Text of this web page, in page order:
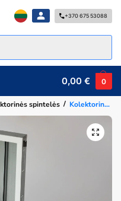
+370 675 53088
0,00€ 0
spintelės / Kolektorinė potinkinė spintelė 9-10 žiedų kolektoriui